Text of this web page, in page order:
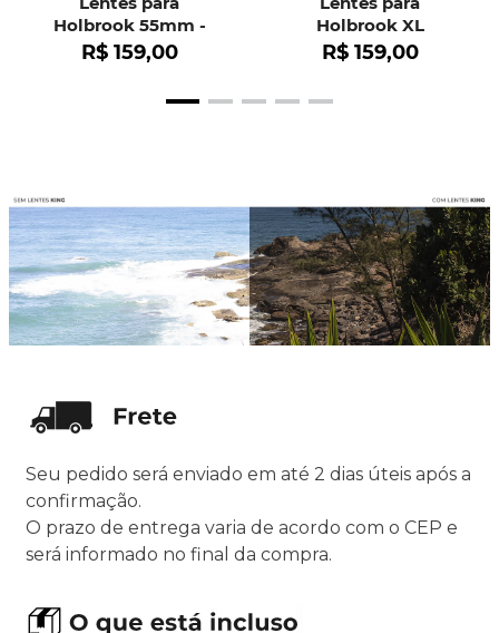
Holbrook 55mm -
OO9102
R$ 159,00
Holbrook XL
R$ 159,00
Seu pedido será enviado em até 2 dias úteis após a
confirmação.
O prazo de entrega varia de acordo com o CEP e
será informado no final da compra.